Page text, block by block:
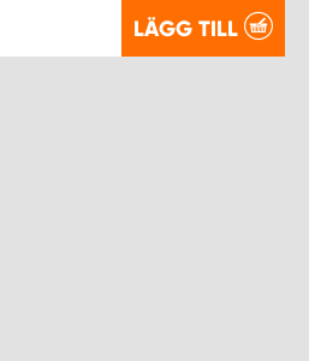
LÄGG TILL